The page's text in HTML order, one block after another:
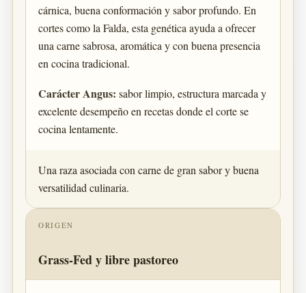
cárnica, buena conformación y sabor profundo. En
cortes como la Falda, esta genética ayuda a ofrecer
una carne sabrosa, aromática y con buena presencia
en cocina tradicional.
Carácter Angus: sabor limpio, estructura marcada y
excelente desempeño en recetas donde el corte se
cocina lentamente.
Una raza asociada con carne de gran sabor y buena
versatilidad culinaria.
ORIGEN
Grass-Fed y libre pastoreo